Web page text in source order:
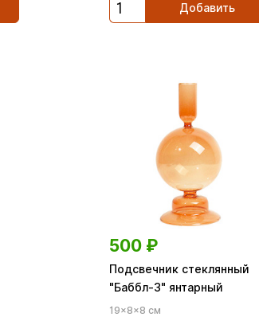
Добавить
500 ₽
Подсвечник стеклянный
"Баббл-3" янтарный
19×8×8 см